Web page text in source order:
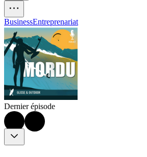
BusinessEntreprenariat
Dernier épisode